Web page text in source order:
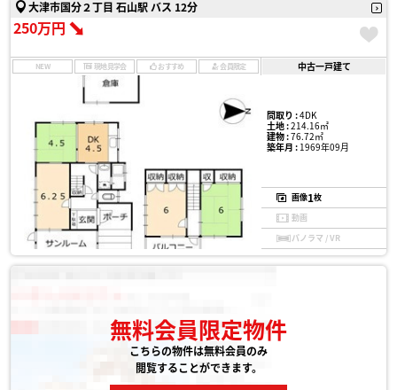
大津市国分２丁目 石山駅 バス 12分
250万円
NEW 現地見学会 おすすめ 会員限定 中古一戸建て
間取り :4DK
土地 :214.16㎡
建物 :76.72㎡
築年月 :1969年09月
画像1枚
動画
パノラマ / VR
無料会員限定物件
こちらの物件は無料会員のみ
閲覧することができます。